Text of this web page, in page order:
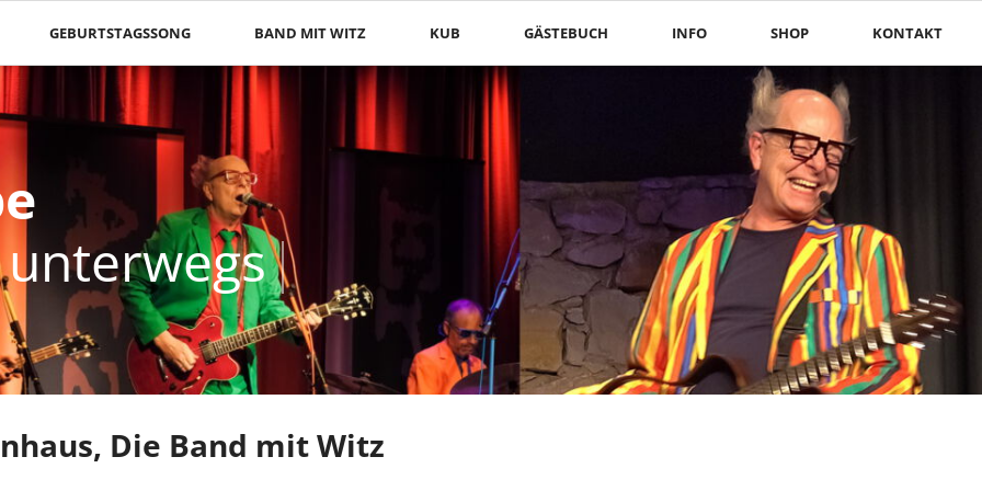
GEBURTSTAGSSONG BAND MIT WITZ KUB GÄSTEBUCH INFO SHOP KONTAKT
Die Band mit Witz